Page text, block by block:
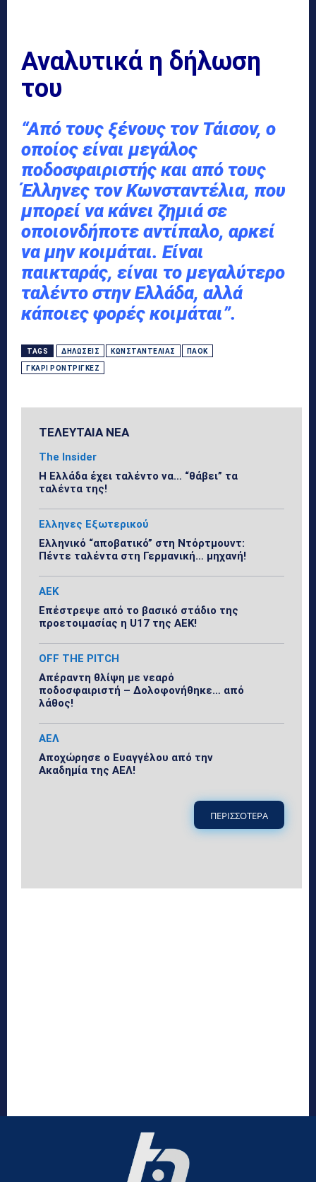
Αναλυτικά η δήλωση
του
“Από τους ξένους τον Τάισον, ο
οποίος είναι μεγάλος
ποδοσφαιριστής και από τους
Έλληνες τον Κωνσταντέλια, που
μπορεί να κάνει ζημιά σε
οποιονδήποτε αντίπαλο, αρκεί
να μην κοιμάται. Είναι
παικταράς, είναι το μεγαλύτερο
ταλέντο στην Ελλάδα, αλλά
κάποιες φορές κοιμάται”.
TAGS ΔΗΛΏΣΕΙΣ ΚΩΝΣΤΑΝΤΈΛΙΑΣ ΠΑΟΚ
ΓΚΆΡΙ ΡΟΝΤΡΊΓΚΕΖ
ΤΕΛΕΥΤΑΙΑ ΝΕΑ
The Insider
Η Ελλάδα έχει ταλέντο να… “θάβει” τα
ταλέντα της!
Ελληνες Εξωτερικού
Ελληνικό “αποβατικό” στη Ντόρτμουντ:
Πέντε ταλέντα στη Γερμανική… μηχανή!
ΑΕΚ
Επέστρεψε από το βασικό στάδιο της
προετοιμασίας η U17 της ΑΕΚ!
OFF THE PITCH
Απέραντη θλίψη με νεαρό
ποδοσφαιριστή – Δολοφονήθηκε… από
λάθος!
ΑΕΛ
Αποχώρησε ο Ευαγγέλου από την
Ακαδημία της ΑΕΛ!
ΠΕΡΙΣΣΟΤΕΡΑ